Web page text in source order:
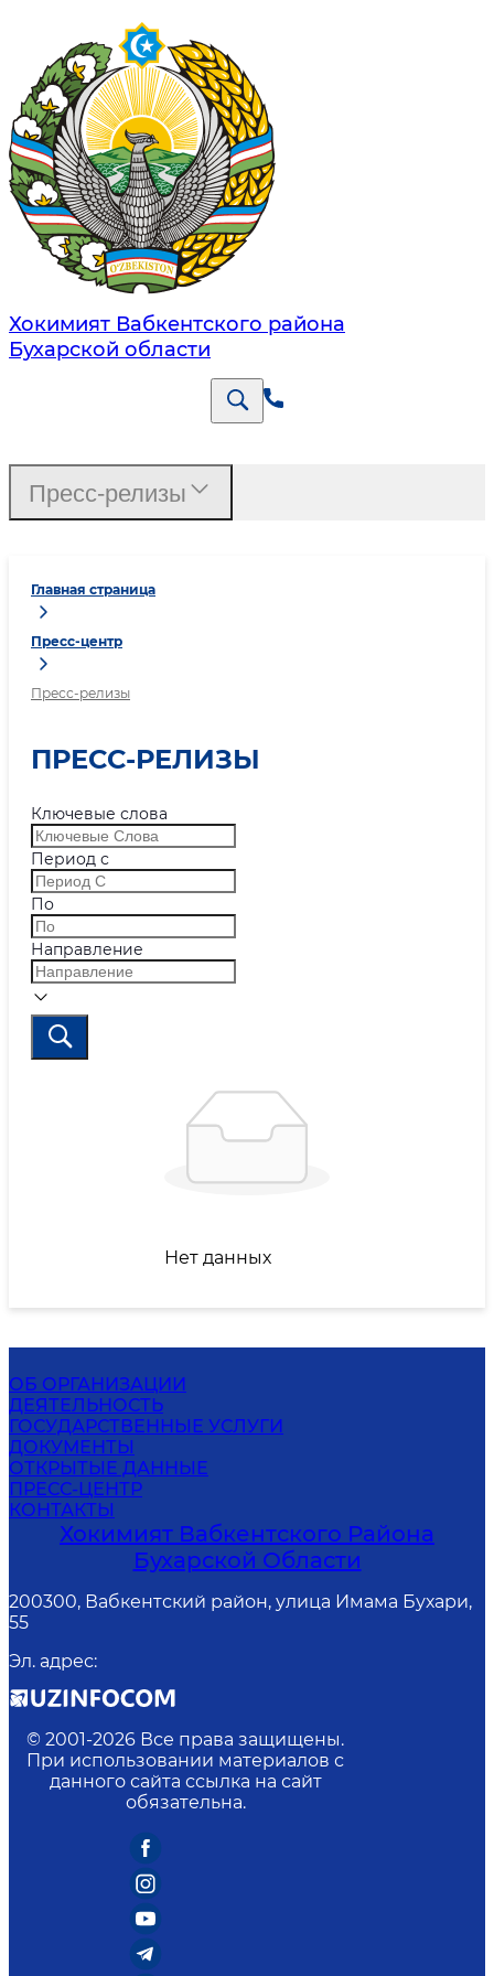
Хокимият Вабкентского района
Бухарской области
Главная страница
Пресс-центр
Пресс-релизы
ПРЕСС-РЕЛИЗЫ
Ключевые слова
Период с
По
Направление
Нет данных
Пресс-релизы
ОБ ОРГАНИЗАЦИИ
ДЕЯТЕЛЬНОСТЬ
ГОСУДАРСТВЕННЫЕ УСЛУГИ
ДОКУМЕНТЫ
ОТКРЫТЫЕ ДАННЫЕ
ПРЕСС-ЦЕНТР
КОНТАКТЫ
Хокимият Вабкентского Района
Бухарской Области
200300, Вабкентский район, улица Имама Бухари,
55
Эл. адрес:
© 2001-2026 Все права защищены.
При использовании материалов с
данного сайта ссылка на сайт
обязательна.